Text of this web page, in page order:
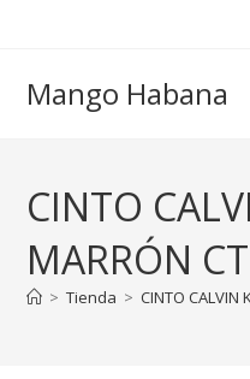
Mango Habana
CINTO
MARRÓN
> Tienda > CINTO CALVIN